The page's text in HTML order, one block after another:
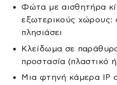
Φώτα με αισθητήρα
εξωτερικούς χώρους:
πλησιάσει
Κλείδωμα σε
προστασία (πλαστικό
Μια φτηνή κάμερα IP